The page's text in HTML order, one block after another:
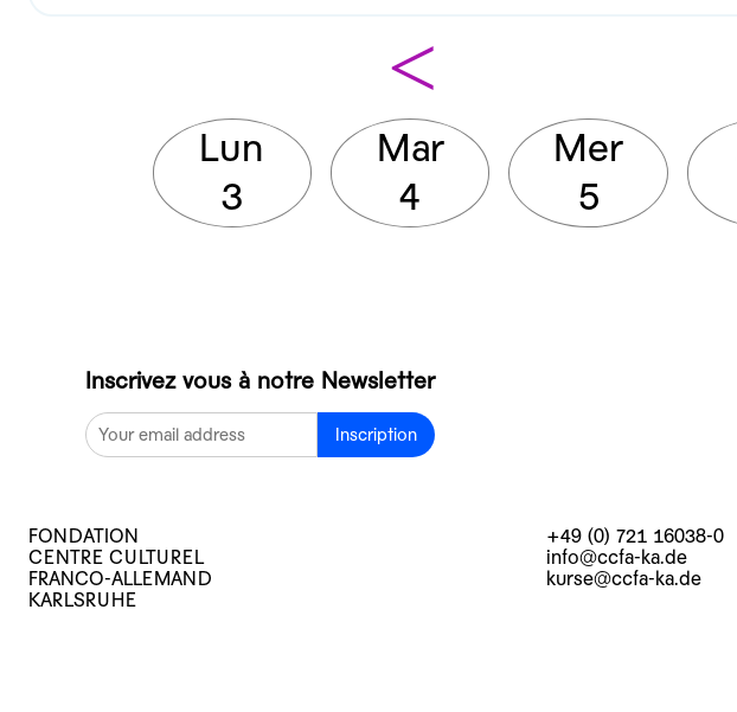
<
Lun
3
Mar
4
Mer
5
Inscrivez vous à notre Newsletter
Inscription
FONDATION
CENTRE CULTUREL
FRANCO-ALLEMAND
KARLSRUHE
+49 (0) 721 16038-0
info@ccfa-ka.de
kurse@ccfa-ka.de